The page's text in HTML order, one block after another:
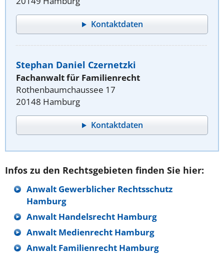
Kontaktdaten
Stephan Daniel Czernetzki
Fachanwalt für Familienrecht
Rothenbaumchaussee 17
20148 Hamburg
Kontaktdaten
Infos zu den Rechtsgebieten finden Sie hier:
Anwalt Gewerblicher Rechtsschutz
Hamburg
Anwalt Handelsrecht Hamburg
Anwalt Medienrecht Hamburg
Anwalt Familienrecht Hamburg